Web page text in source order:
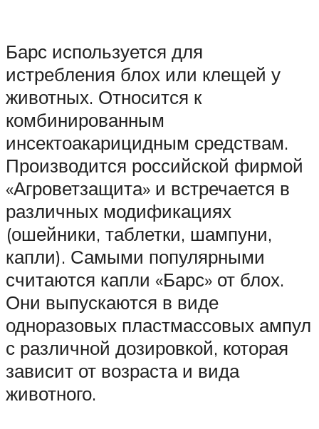
Барс используется для
истребления блох или клещей у
животных. Относится к
комбинированным
инсектоакарицидным средствам.
Производится российской фирмой
«Агроветзащита» и встречается в
различных модификациях
(ошейники, таблетки, шампуни,
капли). Самыми популярными
считаются капли «Барс» от блох.
Они выпускаются в виде
одноразовых пластмассовых ампул
с различной дозировкой, которая
зависит от возраста и вида
животного.